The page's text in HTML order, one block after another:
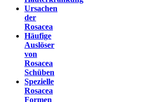
Ursachen
der
Rosacea
Häufige
Auslöser
von
Rosacea
Schüben
Spezielle
Rosacea
Formen